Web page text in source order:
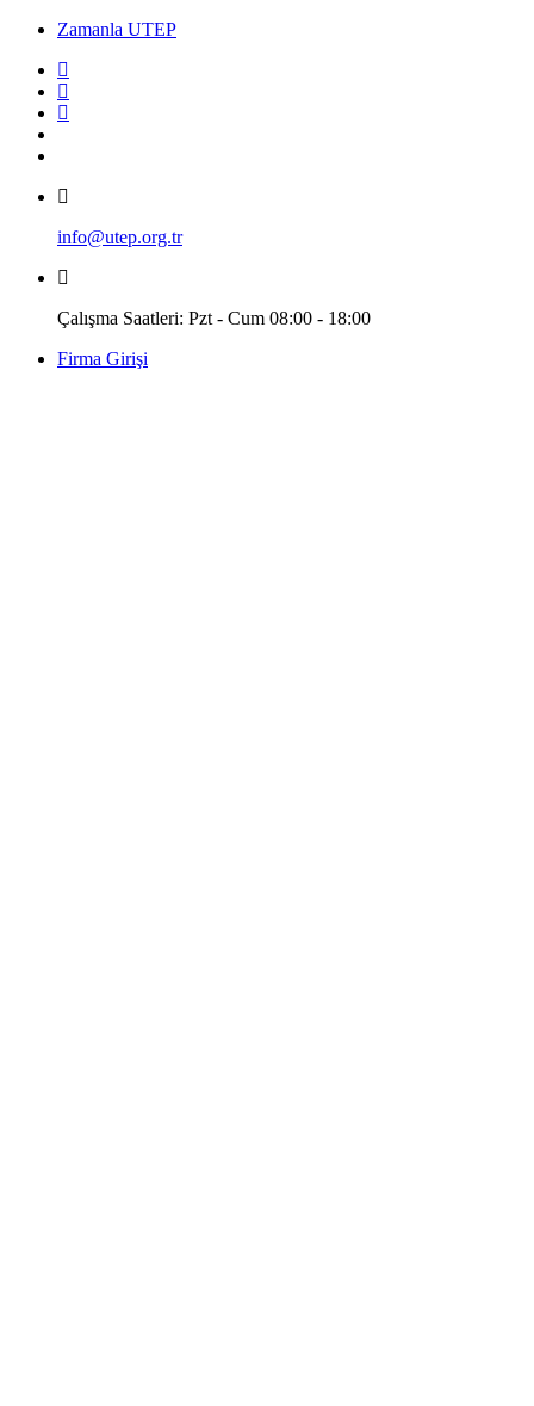
Zamanla UTEP
info@utep.org.tr
Çalışma Saatleri: Pzt - Cum 08:00 - 18:00
Firma Girişi